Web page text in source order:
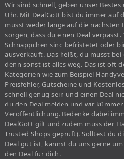
Wir sind schnell, geben unser
Uhr. Mit DealGott bist du immer auf
musst weder lange auf die nächsten
sorgen, dass du einen Deal
Schnäppchen sind befristetet oder
ausverkauft. Das heißt, du musst bei
denn sonst ist alles weg. Das ist oft
Kategorien wie zum Beispiel
Preisfehler, Gutscheine und
schnell genug sein und einen Deal
du den Deal melden und wir
Veröffentlichung. Bedenke dabei
DealGott gilt und zudem muss der
Trusted Shops geprüft). Solltest du
Deal gut ist, kannst du uns gerne
den Deal für dich.